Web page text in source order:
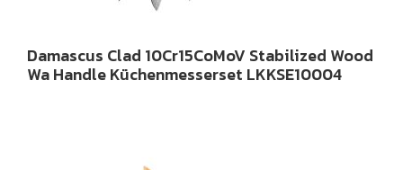
Damascus Clad 10Cr15CoMoV Stabilized Wood
Wa Handle Küchenmesserset LKKSE10004